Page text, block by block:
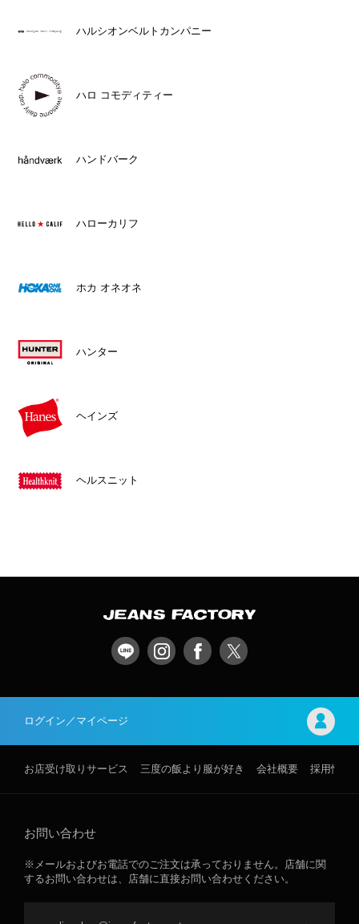
ハルシオンベルトカンパニー
ハロ コモディティー
ハンドバーク
ハローカリフ
ホカ オネオネ
ハンター
ヘインズ
ヘルスニット
ログイン／マイページ
お店受け取りサービス 三度の飯より服が好き 会社概要 採用情報
お問い合わせ
※メールおよびお電話でのご注文は承っておりません。店舗に関
するお問い合わせは、店舗に直接お問い合わせください。